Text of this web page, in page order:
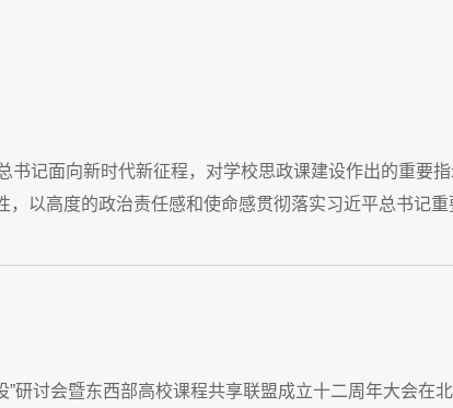
记面向新时代新征程，对学校思政课建设作出的重要
以高度的政治责任感和使命感贯彻落实习近平总书记重
研讨会暨东西部高校课程共享联盟成立十二周年大会在